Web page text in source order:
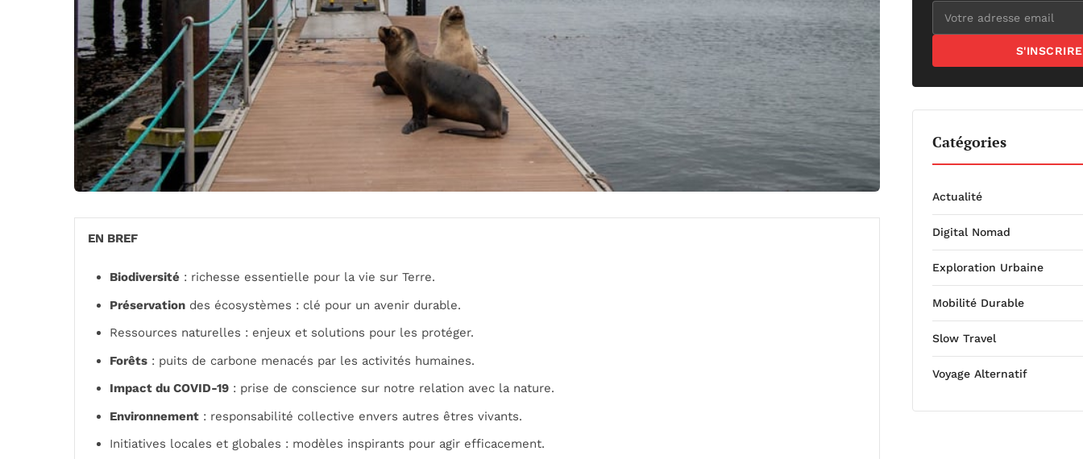
EN BREF
Biodiversité : richesse essentielle pour la vie sur Terre.
Préservation des écosystèmes : clé pour un avenir durable.
Ressources naturelles : enjeux et solutions pour les protéger.
Forêts : puits de carbone menacés par les activités humaines.
Impact du COVID-19 : prise de conscience sur notre relation avec la nature.
Environnement : responsabilité collective envers autres êtres vivants.
Initiatives locales et globales : modèles inspirants pour agir efficacement.
S'INSCRIRE
Catégories
Actualité
Digital Nomad
Exploration Urbaine
Mobilité Durable
Slow Travel
Voyage Alternatif